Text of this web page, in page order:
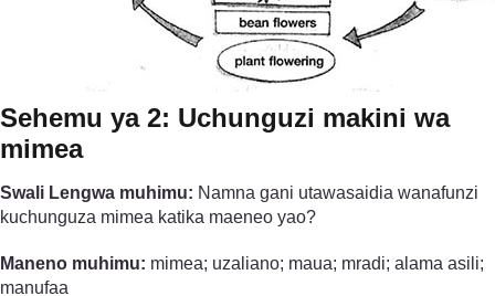
Sehemu ya 2: Uchunguzi makini wa
mimea
Swali Lengwa muhimu: Namna gani utawasaidia wanafunzi
kuchunguza mimea katika maeneo yao?
Maneno muhimu: mimea; uzaliano; maua; mradi; alama asili;
manufaa